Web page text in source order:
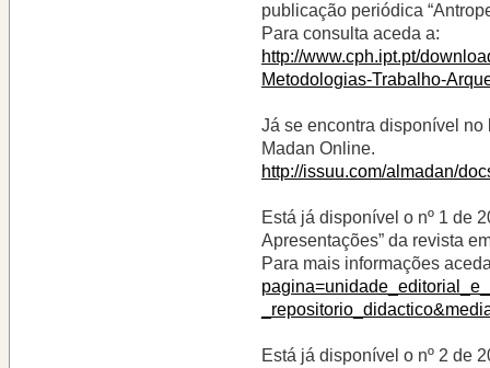
publicação periódica
Para consulta aceda a:
http://www.cph.ipt.pt/
Metodologias-Trabalho-
Já se encontra disponível no
Madan Online.
http://issuu.com/almadan/
Está já disponível o nº 1 de
Apresentações” da revista
Para mais informações
Está já disponível o nº 2 de